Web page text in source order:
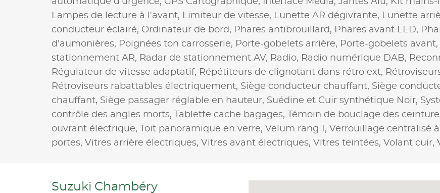
Lampes de lecture à l'avant, Limiteur de vitesse, Lunette AR dégivrante, Lunette
conducteur éclairé, Ordinateur de bord, Phares antibrouillard, Phares avant LED,
d'aumonières, Poignées ton carrosserie, Porte-gobelets arrière, Porte-gobelets avant,
stationnement AR, Radar de stationnement AV, Radio, Radio numérique DAB,
Régulateur de vitesse adaptatif, Répétiteurs de clignotant dans rétro ext,
Rétroviseurs rabattables électriquement, Siège conducteur chauffant, Siège
chauffant, Siège passager réglable en hauteur, Suédine et Cuir synthétique Noir,
contrôle des angles morts,
Tablette cache bagages, Témoin de bouclage des
ouvrant électrique,
Toit panoramique en verre, Velum rang 1, Verrouillage centralisé
portes, Vitres arrière électriques, Vitres avant électriques, Vitres teintées, Volant cuir,
Suzuki Chambéry